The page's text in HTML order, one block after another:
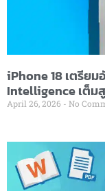
iPhone 18 เตรียม
Intelligence เต็ม
April 26, 2026 No